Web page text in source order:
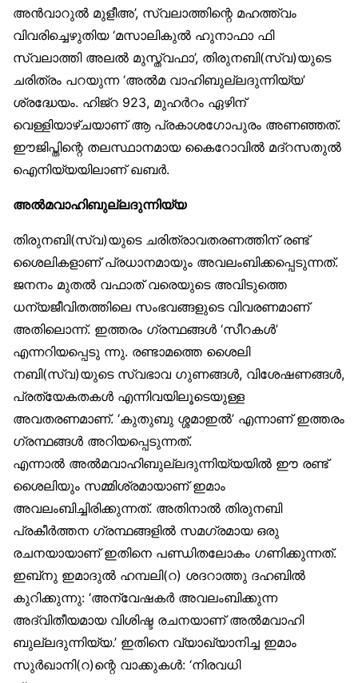
അൻവാറുൽ മുളീഅ’, സ്വലാത്തിന്റെ മഹത്ത്വം
വിവരിച്ചെഴുതിയ ‘മസാലികുൽ ഹുനാഫാ ഫി
സ്വലാത്തി അലൽ മുസ്ത്വഫാ’, തിരുനബി(സ്വ)യുടെ
ചരിത്രം പറയുന്ന ‘അൽമ വാഹിബുല്ലദുന്നിയ്യ’
ശ്രദ്ധേയം. ഹിജ്‌റ 923, മുഹർറം ഏഴിന്
വെള്ളിയാഴ്ചയാണ് ആ പ്രകാശഗോപുരം അണഞ്ഞത്.
ഈജിപ്തിന്റെ തലസ്ഥാനമായ കൈറോവിൽ മദ്‌റസതുൽ
ഐനിയ്യയിലാണ് ഖബർ.
അൽമവാഹിബുല്ലദുന്നിയ്യ
തിരുനബി(സ്വ)യുടെ ചരിത്രാവതരണത്തിന് രണ്ട്
ശൈലികളാണ് പ്രധാനമായും അവലംബിക്കപ്പെടുന്നത്.
ജനനം മുതൽ വഫാത് വരെയുടെ അവിടുത്തെ
ധന്യജീവിതത്തിലെ സംഭവങ്ങളുടെ വിവരണമാണ്
അതിലൊന്ന്. ഇത്തരം ഗ്രന്ഥങ്ങൾ ‘സീറകൾ’
എന്നറിയപ്പെടു ന്നു. രണ്ടാമത്തെ ശൈലി
നബി(സ്വ)യുടെ സ്വഭാവ ഗുണങ്ങൾ, വിശേഷണങ്ങൾ,
പ്രത്യേകതകൾ എന്നിവയിലൂടെയുള്ള
അവതരണമാണ്. ‘കുതുബു ശ്ശമാഇൽ’ എന്നാണ് ഇത്തരം
ഗ്രന്ഥങ്ങൾ അറിയപ്പെടുന്നത്.
എന്നാൽ അൽമവാഹിബുല്ലദുന്നിയ്യയിൽ ഈ രണ്ട്
ശൈലിയും സമ്മിശ്രമായാണ് ഇമാം
അവലംബിച്ചിരിക്കുന്നത്. അതിനാൽ തിരുനബി
പ്രകീർത്തന ഗ്രന്ഥങ്ങളിൽ സമഗ്രമായ ഒരു
രചനയായാണ് ഇതിനെ പണ്ഡിതലോകം ഗണിക്കുന്നത്.
ഇബ്‌നു ഇമാദുൽ ഹമ്പലി(റ) ശദറാത്തു ദഹബിൽ
കുറിക്കുന്നു: ‘അന്വേഷകർ അവലംബിക്കുന്ന
അദ്വിതീയമായ വിശിഷ്ട രചനയാണ് അൽമവാഹി
ബുല്ലദുന്നിയ്യ.’ ഇതിനെ വ്യാഖ്യാനിച്ച ഇമാം
സുർഖാനി(റ)ന്റെ വാക്കുകൾ: ‘നിരവധി